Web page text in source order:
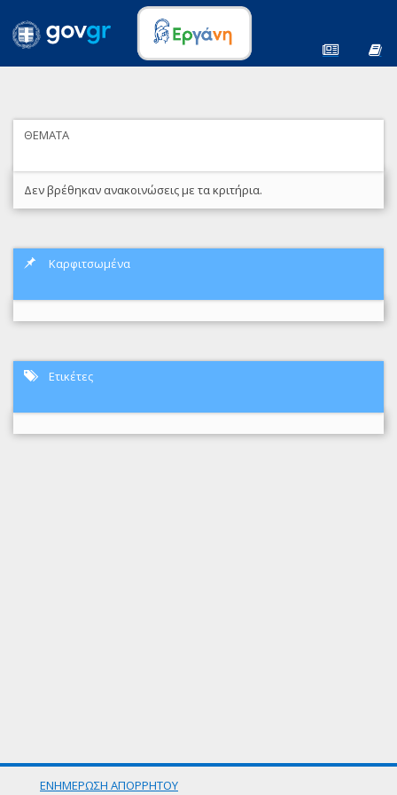
ΘΕΜΑΤΑ
Δεν βρέθηκαν ανακοινώσεις με τα κριτήρια.
Καρφιτσωμένα
Ετικέτες
ΕΝΗΜΕΡΩΣΗ ΑΠΟΡΡΗΤΟΥ